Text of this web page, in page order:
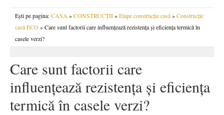
Ești pe pagina:CASA »CONSTRUCȚII»Etape construcție casă»Construcție
casă ECO» Care sunt factorii care influenţează rezistenţa și eficienţa termică în
casele verzi?
Care sunt factorii care
influenţează rezistenţa și eficienţa
termică în casele verzi?